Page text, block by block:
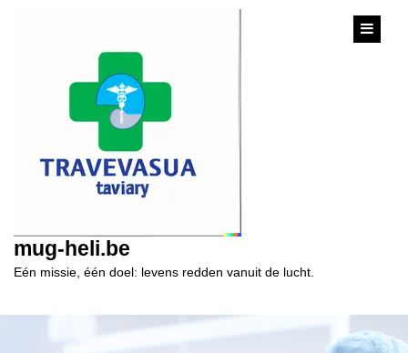
mug-heli.be
Eén missie, één doel: levens redden vanuit de lucht.